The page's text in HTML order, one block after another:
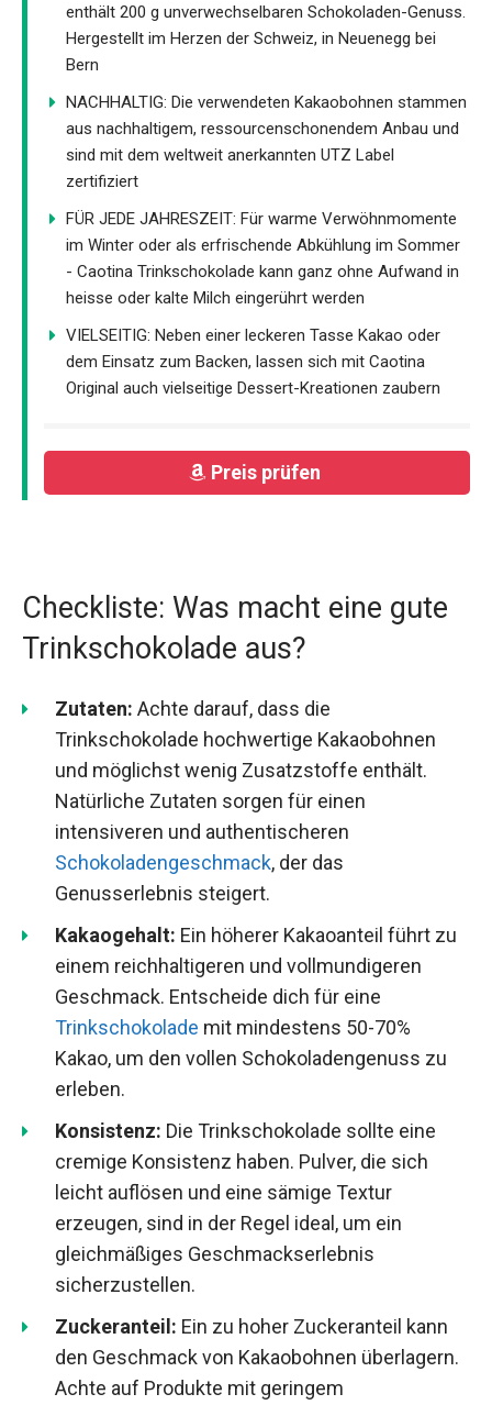
enthält 200 g unverwechselbaren Schokoladen-Genuss.
Hergestellt im Herzen der Schweiz, in Neuenegg bei
Bern
NACHHALTIG: Die verwendeten Kakaobohnen stammen
aus nachhaltigem, ressourcenschonendem Anbau und
sind mit dem weltweit anerkannten UTZ Label
zertifiziert
FÜR JEDE JAHRESZEIT: Für warme Verwöhnmomente
im Winter oder als erfrischende Abkühlung im Sommer
- Caotina Trinkschokolade kann ganz ohne Aufwand in
heisse oder kalte Milch eingerührt werden
VIELSEITIG: Neben einer leckeren Tasse Kakao oder
dem Einsatz zum Backen, lassen sich mit Caotina
Original auch vielseitige Dessert-Kreationen zaubern
Preis prüfen
Checkliste: Was macht eine gute
Trinkschokolade aus?
Zutaten: Achte darauf, dass die
Trinkschokolade hochwertige Kakaobohnen
und möglichst wenig Zusatzstoffe enthält.
Natürliche Zutaten sorgen für einen
intensiveren und authentischeren
Schokoladengeschmack, der das
Genusserlebnis steigert.
Kakaogehalt: Ein höherer Kakaoanteil führt zu
einem reichhaltigeren und vollmundigeren
Geschmack. Entscheide dich für eine
Trinkschokolade mit mindestens 50-70%
Kakao, um den vollen Schokoladengenuss zu
erleben.
Konsistenz: Die Trinkschokolade sollte eine
cremige Konsistenz haben. Pulver, die sich
leicht auflösen und eine sämige Textur
erzeugen, sind in der Regel ideal, um ein
gleichmäßiges Geschmackserlebnis
sicherzustellen.
Zuckeranteil: Ein zu hoher Zuckeranteil kann
den Geschmack von Kakaobohnen überlagern.
Achte auf Produkte mit geringem